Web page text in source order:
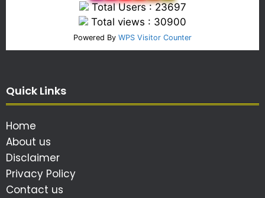
Total Users : 23697
Total views : 30900
Powered By WPS Visitor Counter
Quick Links
Home
About us
Disclaimer
Privacy Policy
Contact us